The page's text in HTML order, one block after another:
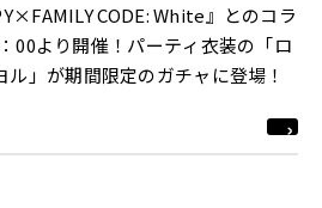
CODE: White』とのコラ
00より開催！パーティ衣装の「ロ
」が期間限定のガチャに登場！